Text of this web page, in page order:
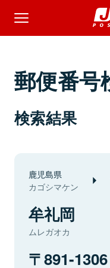
郵便番号
検索結果
鹿児島県
カゴシマケン
牟礼岡
ムレガオカ
891-1306